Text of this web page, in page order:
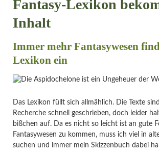
Fantasy-Lexikon
Inhalt
Immer mehr Fantasywesen
Lexikon ein
Das Lexikon füllt sich allmählich. Die Texte
Recherche schnell geschrieben, doch leider
bißchen auf. Da es nicht so leicht ist an gute
Fantasywesen zu kommen, muss ich viel in
suchen und immer mein Skizzenbuch dabei